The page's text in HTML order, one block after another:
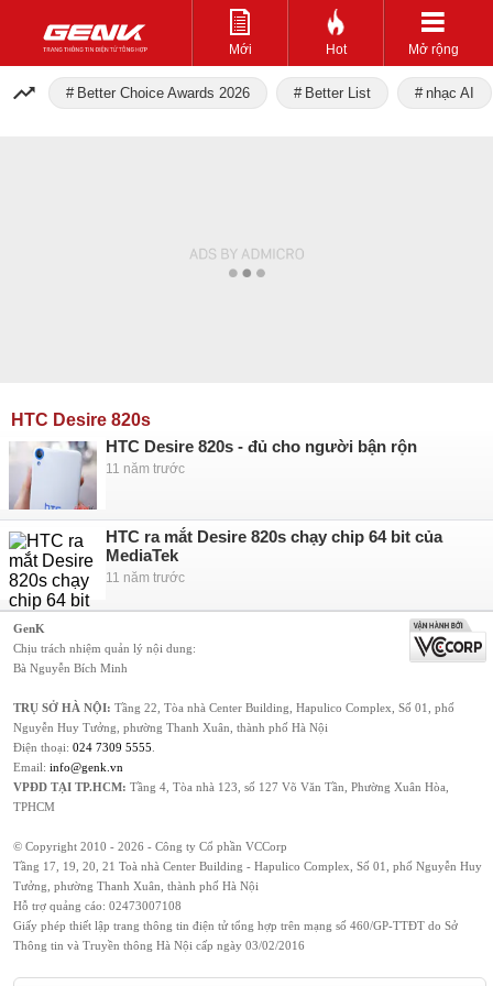
Mới Hot Mở rộng
Better Choice Awards 2026 Better List nhạc AI
HTC Desire 820s
HTC Desire 820s - đủ cho người bận rộn
11 năm trước
HTC ra mắt Desire 820s chạy chip 64 bit của
MediaTek
11 năm trước
GenK
Chịu trách nhiệm quản lý nội dung:
Bà Nguyễn Bích Minh
TRỤ SỞ HÀ NỘI: Tầng 22, Tòa nhà Center Building, Hapulico Complex, Số 01, phố
Nguyễn Huy Tưởng, phường Thanh Xuân, thành phố Hà Nội
Điện thoại: 024 7309 5555
Email: info@genk.vn
VPĐD TẠI TP.HCM: Tầng 4, Tòa nhà 123, số 127 Võ Văn Tần, Phường Xuân Hòa,
TPHCM
© Copyright 2010 - 2026 - Công ty Cổ phần VCCorp
Tầng 17, 19, 20, 21 Toà nhà Center Building - Hapulico Complex, Số 01, phố Nguyễn Huy
Tưởng, phường Thanh Xuân, thành phố Hà Nội
Hỗ trợ quảng cáo: 02473007108
Giấy phép thiết lập trang thông tin điện tử tổng hợp trên mạng số 460/GP-TTĐT do Sở
Thông tin và Truyền thông Hà Nội cấp ngày 03/02/2016